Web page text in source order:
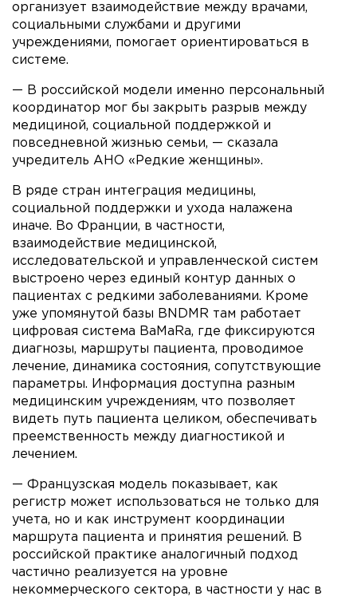
организует взаимодействие между врачами,
социальными службами и другими
учреждениями, помогает ориентироваться в
системе.
— В российской модели именно персональный
координатор мог бы закрыть разрыв между
медициной, социальной поддержкой и
повседневной жизнью семьи, — сказала
учредитель АНО «Редкие женщины».
В ряде стран интеграция медицины,
социальной поддержки и ухода налажена
иначе. Во Франции, в частности,
взаимодействие медицинской,
исследовательской и управленческой систем
выстроено через единый контур данных о
пациентах с редкими заболеваниями. Кроме
уже упомянутой базы BNDMR там работает
цифровая система BaMaRa, где фиксируются
диагнозы, маршруты пациента, проводимое
лечение, динамика состояния, сопутствующие
параметры. Информация доступна разным
медицинским учреждениям, что позволяет
видеть путь пациента целиком, обеспечивать
преемственность между диагностикой и
лечением.
— Французская модель показывает, как
регистр может использоваться не только для
учета, но и как инструмент координации
маршрута пациента и принятия решений. В
российской практике аналогичный подход
частично реализуется на уровне
некоммерческого сектора, в частности у нас в